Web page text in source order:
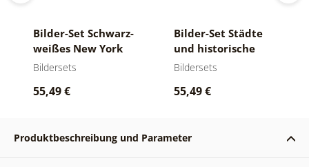
Bilder-Set Schwarz-
weißes New York
Bildersets
55,49 €
Bilder-Set Städte
und historische
Postkarten
Bildersets
55,49 €
Produktbeschreibung und Parameter